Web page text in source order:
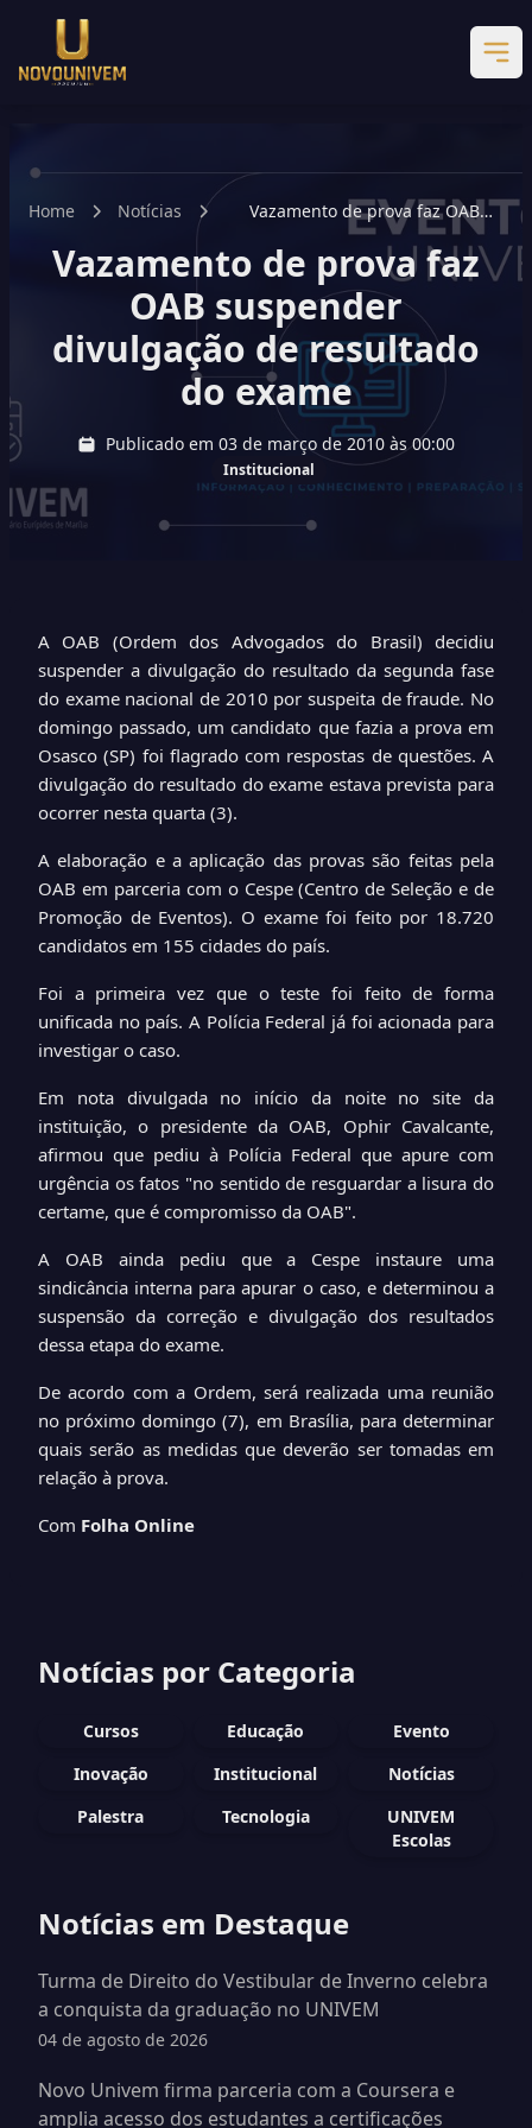
Home Notícias
Vazamento de prova faz OAB
suspender divulgação de
resultado do exame
Vazamento de prova faz
OAB suspender
divulgação de resultado
do exame
Publicado em 03 de março de 2010 às 00:00
Institucional
A OAB (Ordem dos Advogados do Brasil) decidiu
suspender a divulgação do resultado da segunda fase
do exame nacional de 2010 por suspeita de fraude. No
domingo passado, um candidato que fazia a prova em
Osasco (SP) foi flagrado com respostas de questões. A
divulgação do resultado do exame estava prevista para
ocorrer nesta quarta (3).
A elaboração e a aplicação das provas são feitas pela
OAB em parceria com o Cespe (Centro de Seleção e de
Promoção de Eventos). O exame foi feito por 18.720
candidatos em 155 cidades do país.
Foi a primeira vez que o teste foi feito de forma
unificada no país. A Polícia Federal já foi acionada para
investigar o caso.
Em nota divulgada no início da noite no site da
instituição, o presidente da OAB, Ophir Cavalcante,
afirmou que pediu à Polícia Federal que apure com
urgência os fatos "no sentido de resguardar a lisura do
certame, que é compromisso da OAB".
A OAB ainda pediu que a Cespe instaure uma
sindicância interna para apurar o caso, e determinou a
suspensão da correção e divulgação dos resultados
dessa etapa do exame.
De acordo com a Ordem, será realizada uma reunião
no próximo domingo (7), em Brasília, para determinar
quais serão as medidas que deverão ser tomadas em
relação à prova.
Com Folha Online
Notícias por Categoria
Cursos Educação
Evento
Inovação
Institucional
Notícias
Palestra
Tecnologia
UNIVEM
Escolas
Notícias em Destaque
Turma de Direito do Vestibular de Inverno celebra
a conquista da graduação no UNIVEM
04 de agosto de 2026
Novo Univem firma parceria com a Coursera e
amplia acesso dos estudantes a certificações